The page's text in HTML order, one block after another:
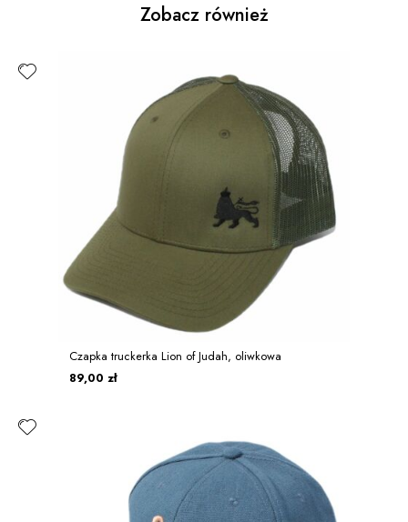
Zobacz również
Czapka truckerka Lion of Judah, oliwkowa
89,00 zł